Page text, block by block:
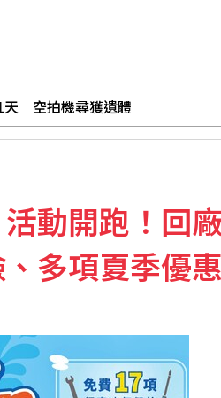
季營收下滑
32% 價格需適度反映
天 空拍機尋獲遺體
活動開跑！回
多項夏季優